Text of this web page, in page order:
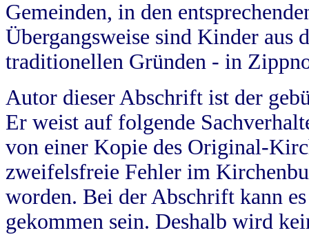
Gemeinden, in den
Übergangsweise sind Kinder aus
traditionellen Gründen - in
Autor dieser Abschrift ist der
Er weist auf folgende
von einer Kopie des Original-
zweifelsfreie Fehler im
worden. Bei der Abschrift kann
gekommen sein. Deshalb wird